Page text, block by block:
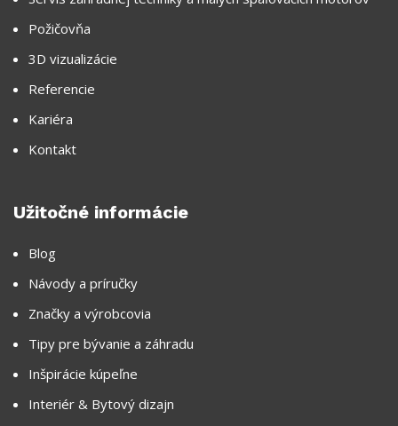
Požičovňa
3D vizualizácie
Referencie
Kariéra
Kontakt
Užitočné informácie
Blog
Návody a príručky
Značky a výrobcovia
Tipy pre bývanie a záhradu
Inšpirácie kúpeľne
Interiér & Bytový dizajn